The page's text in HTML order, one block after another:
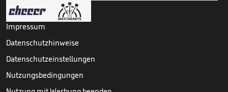
Impressum
Datenschutzhinweise
Datenschutzeinstellungen
Nutzungsbedingungen